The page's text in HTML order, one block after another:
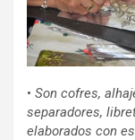
• Son cofres,
separadores,
elaborados con